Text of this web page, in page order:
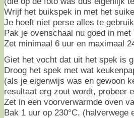
Wrijf het buikspek in met het
Je hoeft niet perse alles te
Pak je ovenschaal nu goed in
Zet minimaal 6 uur en maximaal
Giet het vocht dat uit het spek is
Droog het spek met wat
(als je eigenwijs was en gewoon
resultaat erg zout wordt, probeer
Zet in een voorverwarmde oven
Bak 1 uur op 230°C.